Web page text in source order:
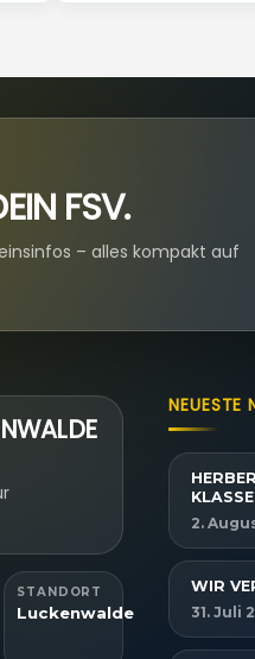
FSV.
– alles kompakt auf
STANDORT
Luckenwalde
NEUESTE
2.
WIR
31. Juli